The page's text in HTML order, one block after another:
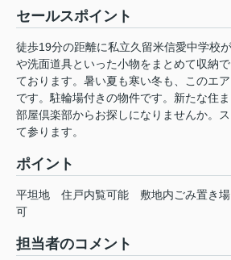
セールスポイント
徒歩19分の距離に私立久留米信愛中学校
や洗面道具といった小物をまとめて収納
ております。暑い夏も寒い冬も、このエ
です。駐輪場付きの物件です。新たな住
部屋倶楽部からお探しになりませんか。
て参ります。
ポイント
平坦地 住戸内覧可能 敷地内ごみ置き場
可
担当者のコメント